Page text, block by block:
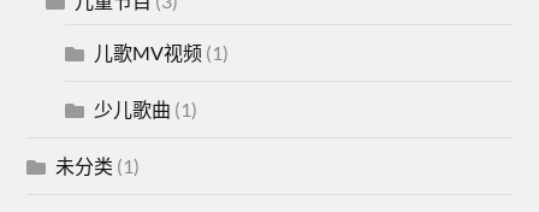
儿歌MV视频 (1)
少儿歌曲 (1)
未分类 (1)